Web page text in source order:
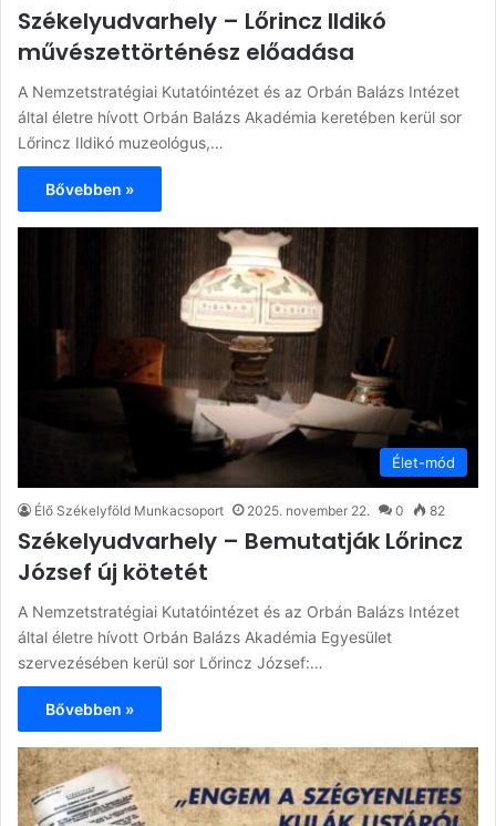
Székelyudvarhely – Lőrincz Ildikó
művészettörténész előadása
A Nemzetstratégiai Kutatóintézet és az Orbán Balázs Intézet
által életre hívott Orbán Balázs Akadémia keretében kerül sor
Lőrincz Ildikó muzeológus,…
Bővebben »
Élet-mód
Élő Székelyföld Munkacsoport 2025. november 22. 0 82
Székelyudvarhely – Bemutatják Lőrincz
József új kötetét
A Nemzetstratégiai Kutatóintézet és az Orbán Balázs Intézet
által életre hívott Orbán Balázs Akadémia Egyesület
szervezésében kerül sor Lőrincz József:…
Bővebben »